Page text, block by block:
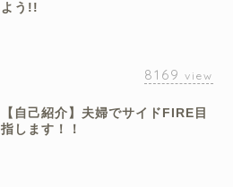
よう!!
8169 view
【自己紹介】夫婦でサイドFIRE目
指します！！